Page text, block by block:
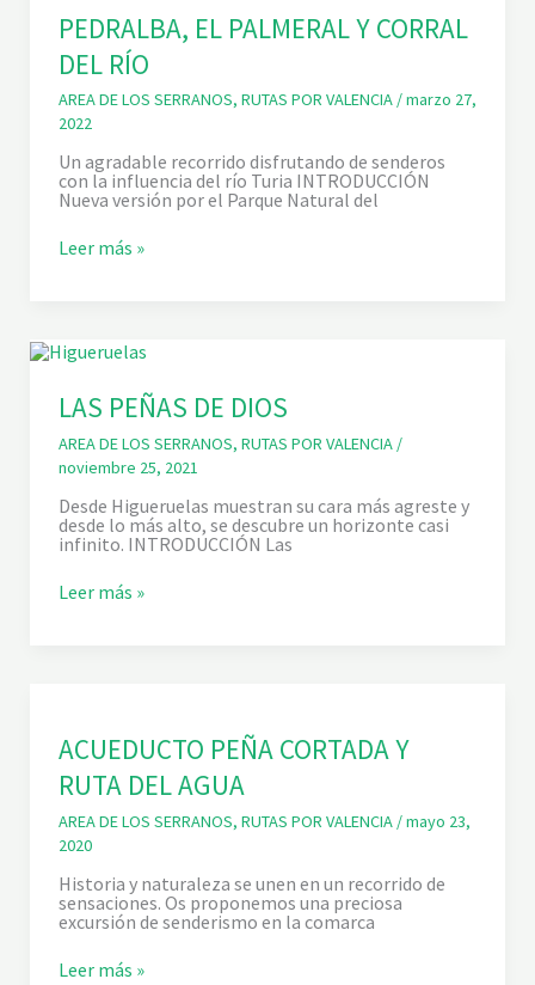
P
E
D
R
A
L
A
D
E
L
O
S
D
I
A
B
L
O
Y
N
T
L
D
E
L
A
C
E
R
R
D
n
a
t
v
a
)
PEDRALBA, EL PALMERAL Y CORRAL
DEL RÍO
AREA DE LOS SERRANOS, RUTAS POR VALENCIA/marzo 27,
2022
Un agradable recorrido disfrutando de senderos
con la influencia del río Turia INTRODUCCIÓN
Nueva versión por el Parque Natural del
P
L
B
,
E
L
P
A
L
M
E
R
L
D
E
L
R
Í
O
Leer más »
LAS PEÑAS DE DIOS
AREA DE LOS SERRANOS, RUTAS POR VALENCIA/
noviembre 25, 2021
Desde Higueruelas muestran su cara más agreste y
desde lo más alto, se descubre un horizonte casi
infinito. INTRODUCCIÓN Las
L
D
E
D
I
O
S
Leer más »
ACUEDUCTO PEÑA CORTADA Y
RUTA DEL AGUA
AREA DE LOS SERRANOS, RUTAS POR VALENCIA/mayo 23,
2020
Historia y naturaleza se unen en un recorrido de
sensaciones. Os proponemos una preciosa
excursión de senderismo en la comarca
ALeer más »